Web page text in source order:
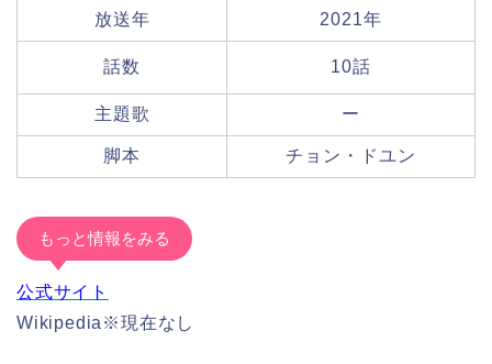
放送年 2021年
話数 10話
主題歌 ー
脚本 チョン・ドユン
もっと情報をみる
公式サイト
Wikipedia※現在なし